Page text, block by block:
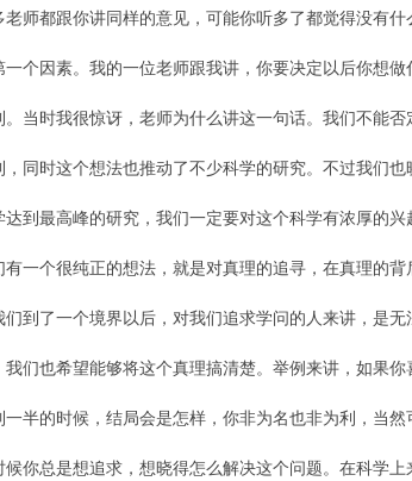
老师都跟你讲同样的意见，可能你听多了都觉得没有什
个因素。我的一位老师跟我讲，你要决定以后你想做
。当时我很惊讶，老师为什么讲这一句话。我们不能否
，同时这个想法也推动了不少科学的研究。不过我们也
达到最高峰的研究，我们一定要对这个科学有浓厚的兴
有一个很纯正的想法，就是对真理的追寻，在真理的背
们到了一个境界以后，对我们追求学问的人来讲，是无
们也希望能够将这个真理搞清楚。举例来讲，如果你
一半的时候，结局会是怎样，你非为名也非为利，当然
候你总是想追求，想晓得怎么解决这个问题。在科学上